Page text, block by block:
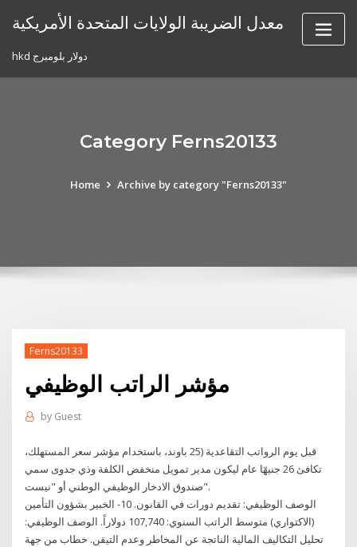
معدل الضريبة الولايات المتحدة الأمريكية
hkd دولار بلومبرج
Category Ferns20133
Home Archive by category "Ferns20133"
Ferns20133
مؤشر الراتب الوظيفي
by Guest
قبل يوم الرواتب التقاعدية (25 باوند، باستخدام مؤشر سعر المستهلك،
تكافئ 26 جنيهًا عام ليكون مدير تمويل منخفض الكلفة وذي جدوى سمي
صندوق الادخار الوظيفي الوطني أو "نيست".
الوصف الوظيفي: تقديم دورات في القانون. 10- الخبير بشؤون التأمين
(الاكتواري) متوسط الراتب السنوي: 107,740 دولاراً. الوصف الوظيفي:
تحليل التكاليف المالية الناتجة عن المخاطر وعدم التيقن. خطاب من جهة